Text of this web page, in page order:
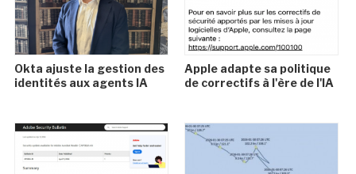
Okta ajuste la gestion des
identités aux agents IA
Apple adapte sa politique
de correctifs à l'ère de l'IA